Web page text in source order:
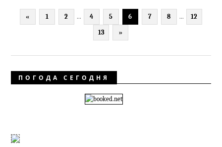
« 1 2 ... 4 5 6 7 8 ... 12
13 »
ПОГОДА СЕГОДНЯ